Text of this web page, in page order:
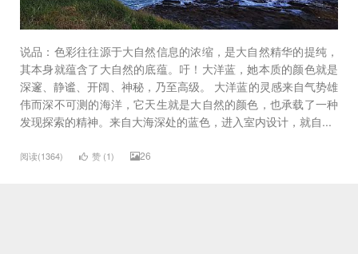
说品：色彩往往源于大自然信息的浓缩，是大自然精华的提纯，
其本身就蕴含了大自然的底蕴。吁！大洋蓝，她本质的颜色就是
深邃、静谧、开阔、神秘，乃至高级。 大洋蓝的灵感来自气势雄
伟而深不可测的海洋，它天生就是大自然的颜色，也承载了一种
发现探索的精神。来自大海深处的蓝色，进入室内设计，就自...
阅读(1364) 赞 (1) 26